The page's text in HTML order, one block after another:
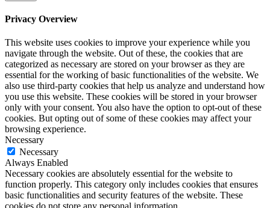
Privacy Overview
This website uses cookies to improve your experience while you
navigate through the website. Out of these, the cookies that are
categorized as necessary are stored on your browser as they are
essential for the working of basic functionalities of the website. We
also use third-party cookies that help us analyze and understand how
you use this website. These cookies will be stored in your browser
only with your consent. You also have the option to opt-out of these
cookies. But opting out of some of these cookies may affect your
browsing experience.
Necessary
Necessary
Always Enabled
Necessary cookies are absolutely essential for the website to
function properly. This category only includes cookies that ensures
basic functionalities and security features of the website. These
cookies do not store any personal information.